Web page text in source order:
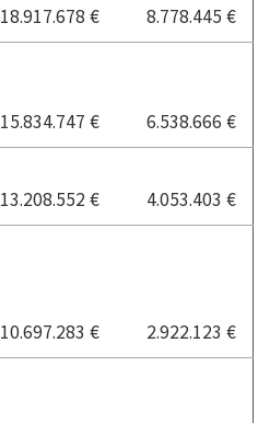
18.917.678 € 8.778.445 €
15.834.747 € 6.538.666 €
13.208.552 € 4.053.403 €
10.697.283 € 2.922.123 €